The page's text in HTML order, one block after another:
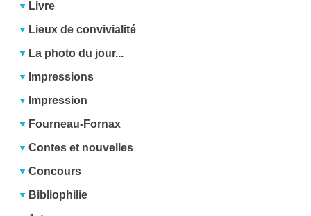
Livre
Lieux de convivialité
La photo du jour...
Impressions
Impression
Fourneau-Fornax
Contes et nouvelles
Concours
Bibliophilie